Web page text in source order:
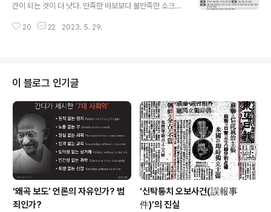
일컬어 우리는 6월 항쟁이라고 한다. 우리가 사는 이 땅, 우
연도 아니다. 위로는 1198년 고려 최충헌의 사노비 만적이
간이 되는 것이 더 낫다. 만족한 바보보다 불만족한 소크라
한 말이다. 박정희가 경제를 살린 대통령이라고 4·19혁명
막지한 평가를 못할 것이다. 우리 선열들은 배부른 돼지가
되기를 거부했다. 불의를 보고는 하나뿐인 목숨까지 아끼
지 않았다. 이러한 불의에 저항했던 정의감은 동학혁명과
3·1혁명 4·3제주 항쟁 4·19혁명, 6월항쟁, 촛불항쟁에서
면면히 녹아 있다. 이런 정의감이 있었기에 대한민국은 상
해임시정부 헌법에서 “대한민국..
20 22 2023. 5. 29.
이 블로그 인기글
‘왜곡 보도’ 언론의 자유인가? 범
죄인가?
‘신탁통치 오보사건(誤報事
件)’의 진실